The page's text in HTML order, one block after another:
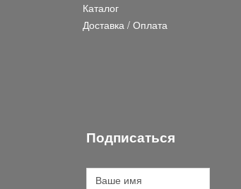
Каталог
Доставка / Оплата
Подписаться